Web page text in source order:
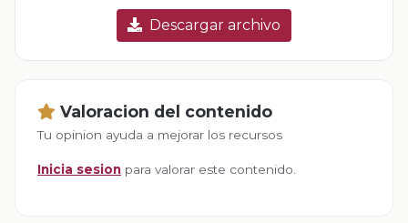
Descargar archivo
Valoracion del contenido
Tu opinion ayuda a mejorar los recursos
Inicia sesion para valorar este contenido.